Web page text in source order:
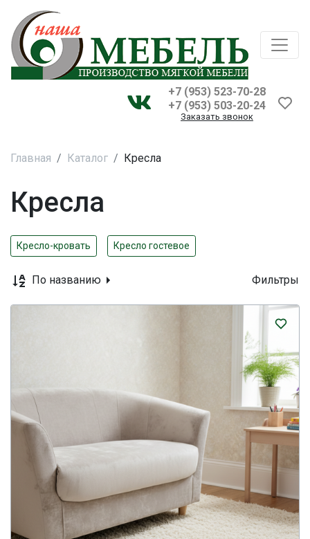
+7 (953) 523-70-28
+7 (953) 503-20-24
Заказать звонок
Главная Каталог Кресла
Кресла
Кресло-кровать Кресло гостевое
По названию Фильтры